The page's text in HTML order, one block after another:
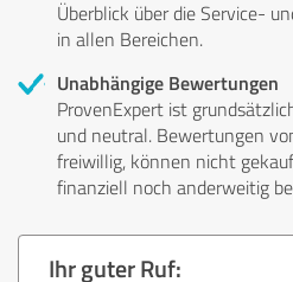
Überblick über die Service-
in allen Bereichen.
Unabhängige Bewertungen
ProvenExpert ist
und neutral. Bewertungen
freiwillig, können nicht
finanziell noch anderweitig
Ihr guter Ruf: